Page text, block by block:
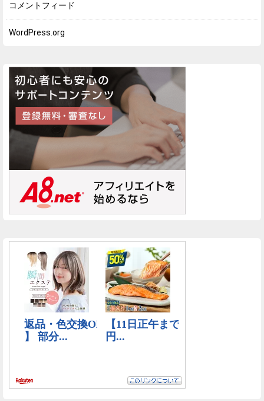
コメントフィード
WordPress.org